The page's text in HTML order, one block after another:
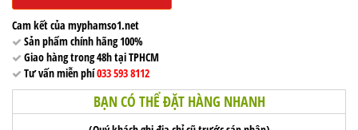
Cam kết của myphamso1.net
Sản phẩm chính hãng 100%
Giao hàng trong 48h tại TPHCM
Tư vấn miễn phí033 593 8112
BẠN CÓ THỂ ĐẶT HÀNG NHANH